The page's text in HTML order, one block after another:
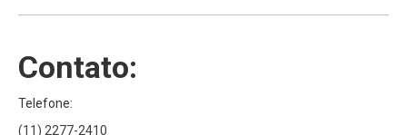
Contato:
Telefone:
(11) 2277-2410